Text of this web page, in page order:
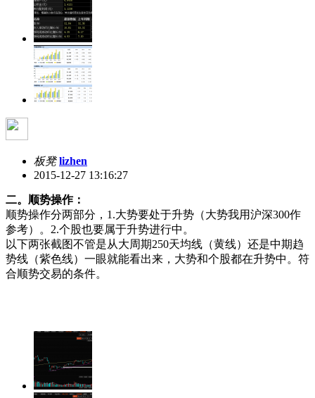
板凳 lizhen
2015-12-27 13:16:27
二。顺势操作：
顺势操作分两部分，1.大势要处于升势（大势我用沪深300作
参考）。2.个股也要属于升势进行中。
以下两张截图不管是从大周期250天均线（黄线）还是中期趋
势线（紫色线）一眼就能看出来，大势和个股都在升势中。符
合顺势交易的条件。